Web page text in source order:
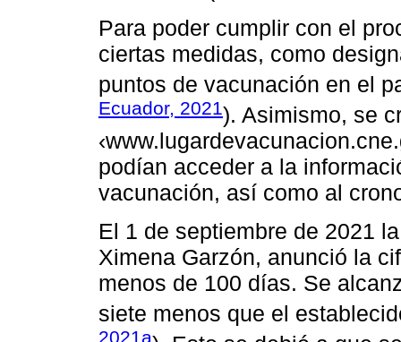
Para poder cumplir con el
ciertas medidas, como
puntos de vacunación en el
Ecuador, 2021). Asimismo, se
podían acceder a la
vacunación, así como al
El 1 de septiembre de 2021
Ximena Garzón, anunció la
menos de 100 días. Se
siete menos que el
2021a